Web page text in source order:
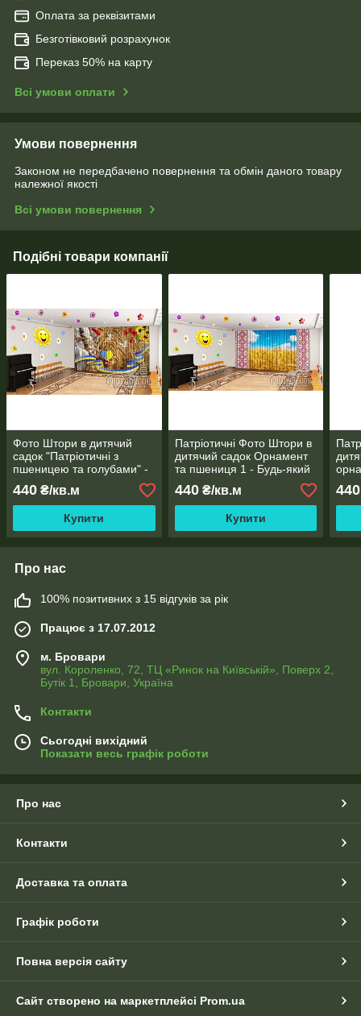
Оплата за реквізитами
Безготівковий розрахунок
Переказ 50% на карту
Всі умови оплати
Умови повернення
Законом не передбачено повернення та обмін даного товару
належної якості
Всі умови повернення
Подібні товари компанії
Фото Штори в дитячий
садок "Патріотичні з
пшеницею та голубами" -
Читаємо опис!
440 ₴/кв.м
Купити
Патріотичні Фото Штори в
дитячий садок Орнамент
та пшениця 1 - Будь-який
440₴/кв.м
Купити
440
Про нас
100% позитивних з 15 відгуків за рік
Працює з 17.07.2012
м. Бровари
вул. Короленко, 72, ТЦ «Ринок на Київській», Поверх 2,
Бутік 1, Бровари, Україна
Контакти
Сьогодні вихідний
Показати весь графік роботи
Про нас
Контакти
Доставка та оплата
Графік роботи
Повна версія сайту
Сайт створено на маркетплейсі Prom.ua